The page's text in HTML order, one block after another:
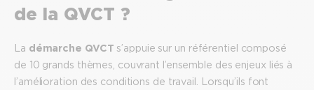
de la QVCT ?
La démarche QVCT s’appuie sur un référentiel composé
de 10 grands thèmes, couvrant l’ensemble des enjeux liés à
l’amélioration des conditions de travail. Lorsqu’ils font